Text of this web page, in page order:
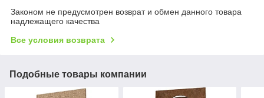
Законом не предусмотрен возврат и обмен данного товара
надлежащего качества
Все условия возврата
Подобные товары компании